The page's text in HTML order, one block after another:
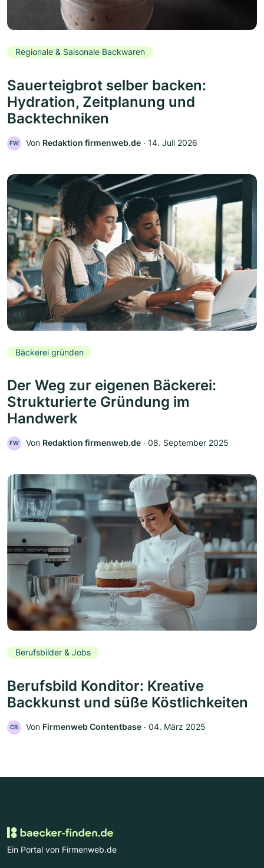
Regionale & Saisonale Backwaren
Sauerteigbrot selber backen:
Hydration, Zeitplanung und
Backtechniken
FW Von Redaktion firmenweb.de ‧ 14. Juli 2026
Bäckerei gründen
Der Weg zur eigenen Bäckerei:
Strukturierte Gründung im
Handwerk
FW Von Redaktion firmenweb.de ‧ 08. September 2025
Berufsbilder & Jobs
Berufsbild Konditor: Kreative
Backkunst und süße Köstlichkeiten
CB Von Firmenweb Contentbase ‧ 04. März 2025
Ein Portal von Firmenweb.de